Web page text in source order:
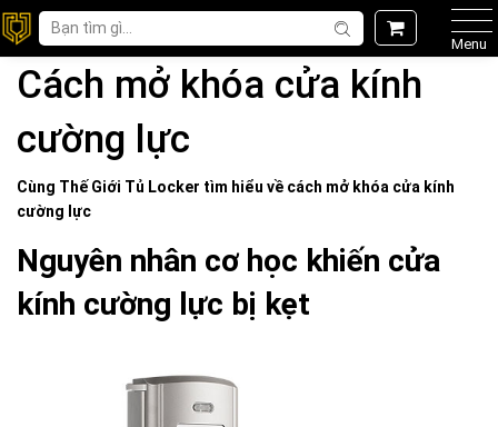
Menu
Cách mở khóa cửa kính
cường lực
Cùng Thế Giới Tủ Locker tìm hiểu về cách mở khóa cửa kính
cường lực
Nguyên nhân cơ học khiến cửa
kính cường lực bị kẹt